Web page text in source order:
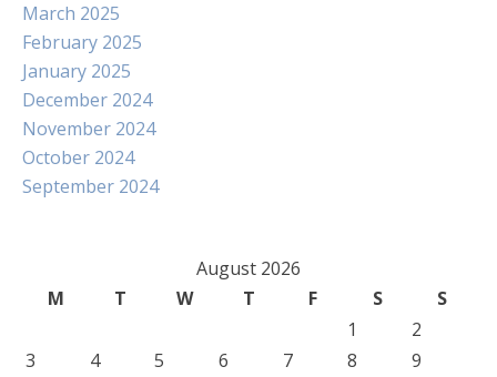
March 2025
February 2025
January 2025
December 2024
November 2024
October 2024
September 2024
August 2026
M
T W T F S
S
1
2
3
4 5 6 7 8
9